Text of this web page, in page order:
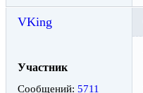
VKing
Участник
Сообщений: 5711